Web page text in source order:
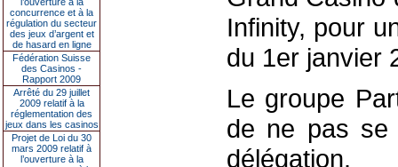
concurrence et à la
régulation du secteur
des jeux d’argent et
de hasard en ligne
Fédération Suisse
des Casinos -
Rapport 2009
Arrêté du 29 juillet
2009 relatif à la
réglementation des
jeux dans les casinos
Projet de Loi du 30
mars 2009 relatif à
l’ouverture à la
Infinity, pour
du 1er janvier
Le groupe
de ne pas se
délégation.